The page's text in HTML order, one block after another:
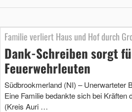
Familie verliert Haus und Hof durch
Dank-Schreiben sorgt
Feuerwehrleuten
Südbrookmerland (NI) – Unerwarteter
Eine Familie bedankte sich bei Kräften
(Kreis Auri …